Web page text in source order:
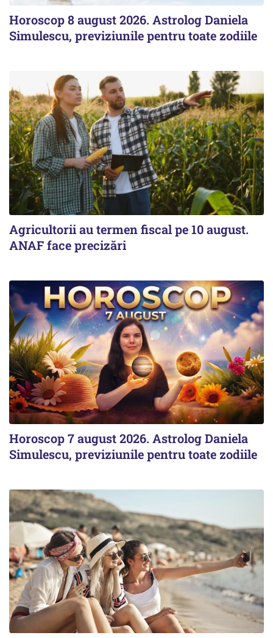
Horoscop 8 august 2026. Astrolog Daniela
Simulescu, previziunile pentru toate zodiile
Agricultorii au termen fiscal pe 10 august.
ANAF face precizări
Horoscop 7 august 2026. Astrolog Daniela
Simulescu, previziunile pentru toate zodiile